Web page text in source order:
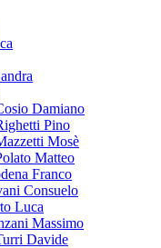
Damiano
Pino
Mosè
Matteo
Franco
Consuelo
Luca
Massimo
Davide